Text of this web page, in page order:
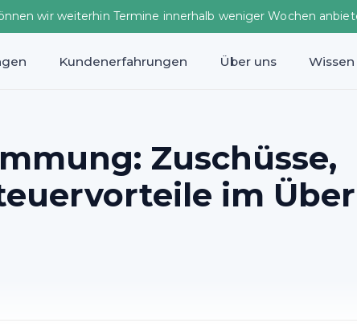
wir weiterhin Termine innerhalb weniger Wochen
Kundenerfahrungen Über uns Wissen
Zuschüsse,
im